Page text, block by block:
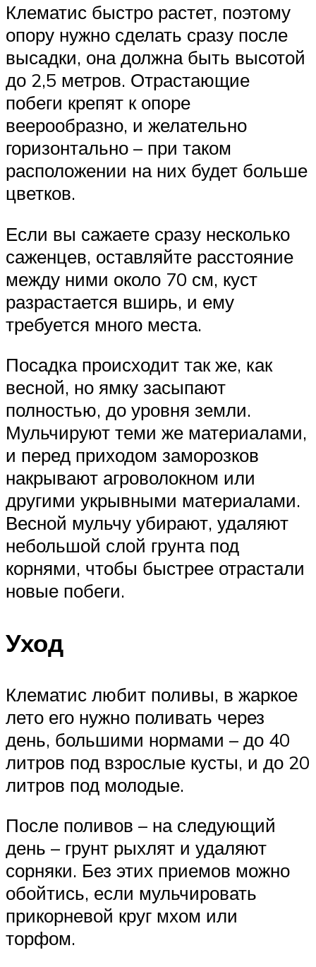
Клематис быстро растет, поэтому
опору нужно сделать сразу после
высадки, она должна быть высотой
до 2,5 метров. Отрастающие
побеги крепят к опоре
веерообразно, и желательно
горизонтально – при таком
расположении на них будет больше
цветков.
Если вы сажаете сразу несколько
саженцев, оставляйте расстояние
между ними около 70 см, куст
разрастается вширь, и ему
требуется много места.
Посадка происходит так же, как
весной, но ямку засыпают
полностью, до уровня земли.
Мульчируют теми же материалами,
и перед приходом заморозков
накрывают агроволокном или
другими укрывными материалами.
Весной мульчу убирают, удаляют
небольшой слой грунта под
корнями, чтобы быстрее отрастали
новые побеги.
Уход
Клематис любит поливы, в жаркое
лето его нужно поливать через
день, большими нормами – до 40
литров под взрослые кусты, и до 20
литров под молодые.
После поливов – на следующий
день – грунт рыхлят и удаляют
сорняки. Без этих приемов можно
обойтись, если мульчировать
прикорневой круг мхом или
торфом.